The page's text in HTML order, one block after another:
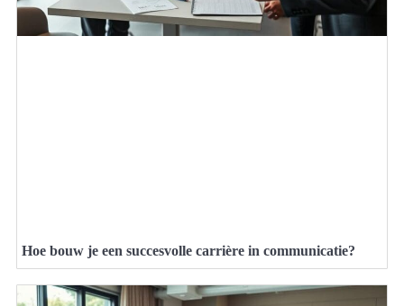
Hoe bouw je een succesvolle carrière in communicatie?